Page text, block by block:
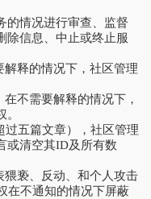
的情况进行审查、监督
除信息、中止或终止服
释的情况下，社区管理
不需要解释的情况下，
五篇文章），社区管理
或清空其ID及所有数
亵、反动、和个人攻击
在不通知的情况下屏蔽